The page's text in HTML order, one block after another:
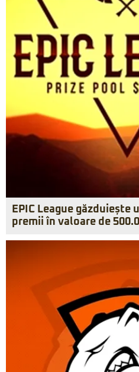
EPIC League găzduiește
premii în valoare de